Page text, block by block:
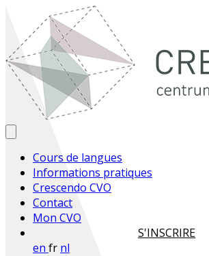
Cours de langues
Informations pratiques
Crescendo CVO
Contact
Mon CVO
S'INSCRIRE
en fr nl